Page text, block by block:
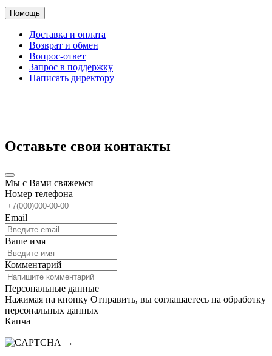
Помощь
Доставка и оплата
Возврат и обмен
Вопрос-ответ
Запрос в поддержку
Написать директору
Оставьте свои контакты
Мы с Вами свяжемся
Номер телефона
Email
Ваше имя
Комментарий
Персональные данные
Нажимая на кнопку Отправить, вы соглашаетесь на обработку
персональных данных
Капча
→